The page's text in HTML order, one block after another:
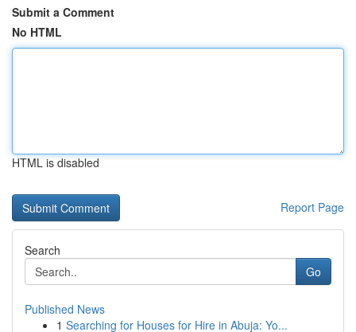
Submit a Comment
No HTML
HTML is disabled
Report Page
Search
Go
Published News
1 Searching for Houses for Hire in Abuja: Yo...